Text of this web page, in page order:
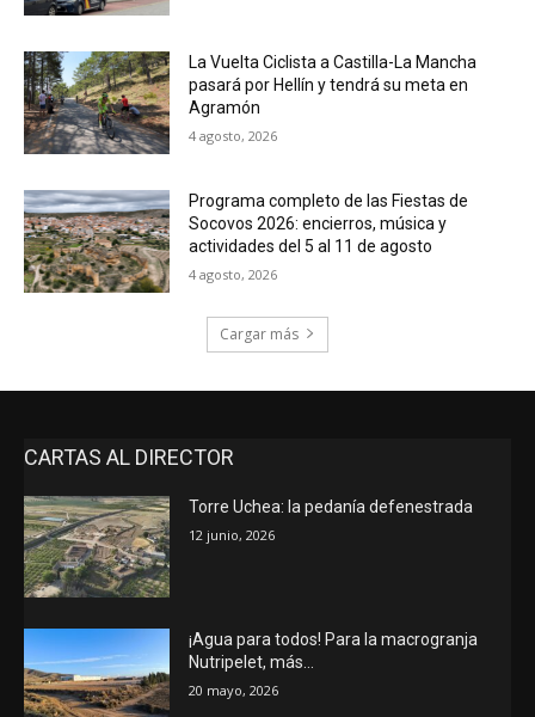
La Vuelta Ciclista a Castilla-La Mancha
pasará por Hellín y tendrá su meta en
Agramón
4 agosto, 2026
Programa completo de las Fiestas de
Socovos 2026: encierros, música y
actividades del 5 al 11 de agosto
4 agosto, 2026
Cargar más
CARTAS AL DIRECTOR
Torre Uchea: la pedanía defenestrada
12 junio, 2026
¡Agua para todos! Para la macrogranja
Nutripelet, más…
20 mayo, 2026